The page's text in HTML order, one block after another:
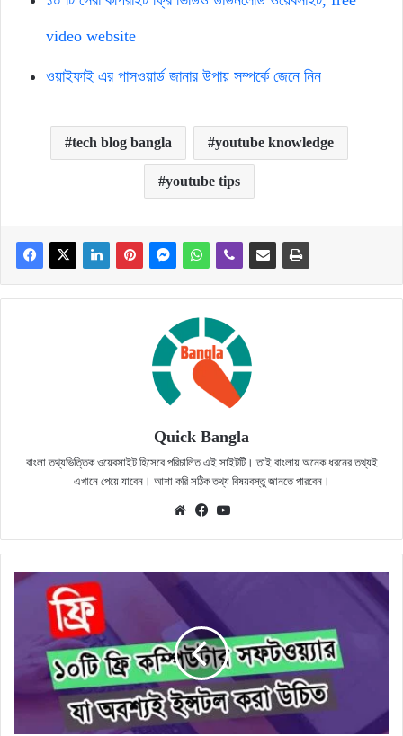
video website
ওয়াইফাই এর পাসওয়ার্ড জানার উপায় সম্পর্কে জেনে নিন
tech blog bangla youtube knowledge
youtube tips
Quick Bangla
বাংলা তথ্যভিত্তিক ওয়েবসাইট হিসেবে পরিচালিত এই সাইটটি। তাই বাংলায় অনেক ধরনের তথ্যই
এখানে পেয়ে যাবেন। আশা করি সঠিক তথ্য বিষয়বস্তু জানতে পারবেন।
WebsiteFacebook
১০টি
কম্পিউটারের
প্রয়োজনীয়
সফটওয়্যার